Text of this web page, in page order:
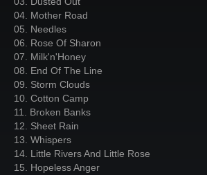
04. Mother Road
05. Needles
06. Rose Of Sharon
07. Milk'n'Honey
08. End Of The Line
09. Storm Clouds
10. Cotton Camp
11. Broken Banks
12. Sheet Rain
13. Whispers
14. Little Rivers And Little Rose
15. Hopeless Anger